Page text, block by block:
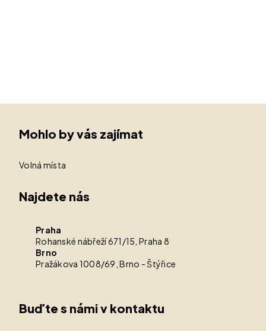
Mohlo by vás zajímat
Volná místa
Najdete nás
Praha
Rohanské nábřeží 671/15, Praha 8
Brno
Pražákova 1008/69, Brno - Štýřice
Buďte s námi v kontaktu